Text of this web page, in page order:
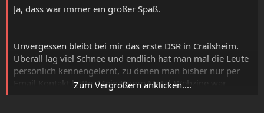
Ja, dass war immer ein großer Spaß.
Unvergessen bleibt bei mir das erste DSR in Crailsheim.
Überall lag viel Schnee und endlich hat man mal die Leute
persönlich kennengelernt, zu denen man bisher nur per
Email Kontakt hatte. Mein Doom Metal-Webzine war
gerade mal vier Jahre alt und ich hatte noch grosse Lust
Zum Vergrößern anklicken....